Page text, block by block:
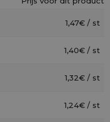
1,47€ / st
1,40€ / st
1,32€ / st
1,24€ / st